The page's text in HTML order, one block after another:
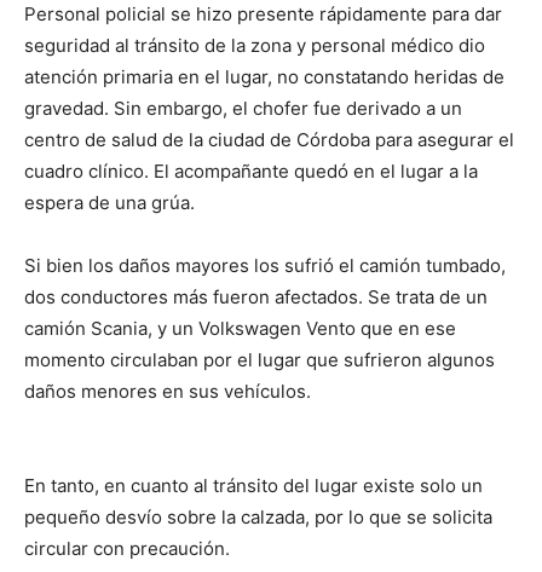
Personal policial se hizo presente rápidamente para dar
seguridad al tránsito de la zona y personal médico dio
atención primaria en el lugar, no constatando heridas de
gravedad. Sin embargo, el chofer fue derivado a un
centro de salud de la ciudad de Córdoba para asegurar el
cuadro clínico. El acompañante quedó en el lugar a la
espera de una grúa.
Si bien los daños mayores los sufrió el camión tumbado,
dos conductores más fueron afectados. Se trata de un
camión Scania, y un Volkswagen Vento que en ese
momento circulaban por el lugar que sufrieron algunos
daños menores en sus vehículos.
En tanto, en cuanto al tránsito del lugar existe solo un
pequeño desvío sobre la calzada, por lo que se solicita
circular con precaución.